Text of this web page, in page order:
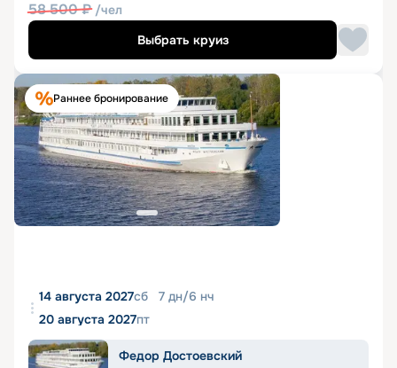
58 500₽ /чел
Выбрать круиз
Раннее бронирование
14 августа 2027сб 7 дн/6 нч
20 августа 2027пт
Федор Достоевский